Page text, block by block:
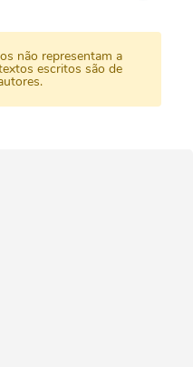
não representam a
escritos são de